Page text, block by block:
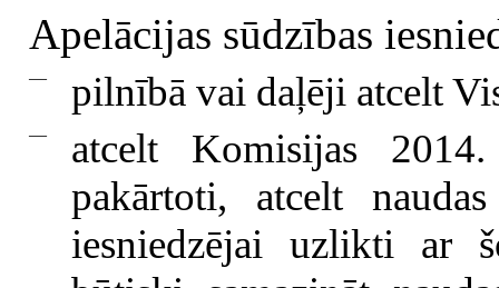
Apelācijas sūdzības
— pilnībā vai daļēji atcelt
—
atcelt Komisijas
pakārtoti, atcelt
iesniedzējai uzlikti ar